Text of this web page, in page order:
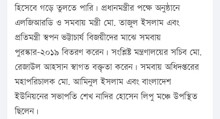
হিসেবে গড়ে তুলতে পারি। প্রধানমন্ত্রীর পক্ষে অনুষ্ঠানে
এলজিআরডি ও সমবায় মন্ত্রী মো. তাজুল ইসলাম এবং
প্রতিমন্ত্রী স্বপন ভট্টাচার্য বিজয়ীদের মাঝে সমবায়
পুরস্কার-২০১৯ বিতরণ করেন। সংশ্লিষ্ট মন্ত্রণালয়ের সচিব মো.
রেজাউল আহসান স্বাগত বক্তৃতা করেন। সমবায় অধিদপ্তরের
মহাপরিচালক মো. আমিনুল ইসলাম এবং বাংলাদেশ
ইউনিয়নের সভাপতি শেখ নাদির হোসেন লিপু মঞ্চে উপস্থিত
ছিলেন।